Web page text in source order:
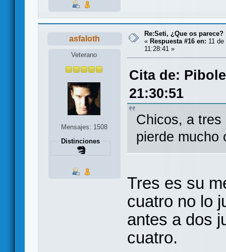
asfaloth
Veterano
Mensajes: 1508
Distinciones
Re:Seti, ¿Que os parece?
« Respuesta #16 en: 11
11:28:41 »
Cita de:
21:30:51
Chicos, a tres
pierde mucho
Tres es su
cuatro no lo
antes a dos
cuatro.